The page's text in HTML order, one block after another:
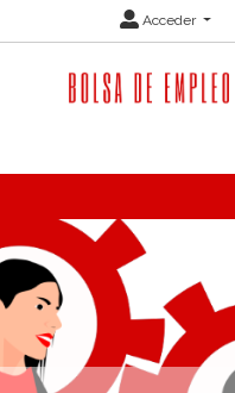
Acceder